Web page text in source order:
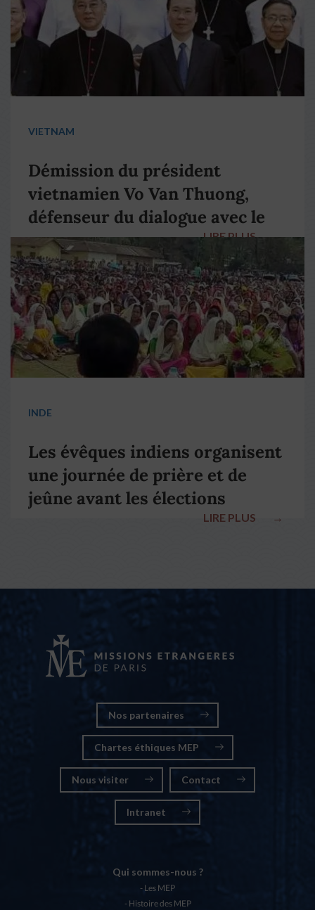
VIETNAM
Démission du président
vietnamien Vo Van Thuong,
défenseur du dialogue avec le
pape François
LIRE PLUS →
INDE
Les évêques indiens organisent
une journée de prière et de
jeûne avant les élections
LIRE PLUS →
Nos partenaires
Chartes éthiques MEP
Nous visiter Contact
Intranet
Qui sommes-nous ?
Les MEP
Histoire des MEP